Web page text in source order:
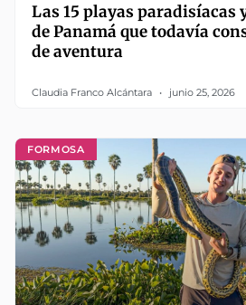
Las 15 playas paradisíacas
de Panamá que todavía
de aventura
Claudia Franco Alcántara junio 25, 2026
FORMOSA